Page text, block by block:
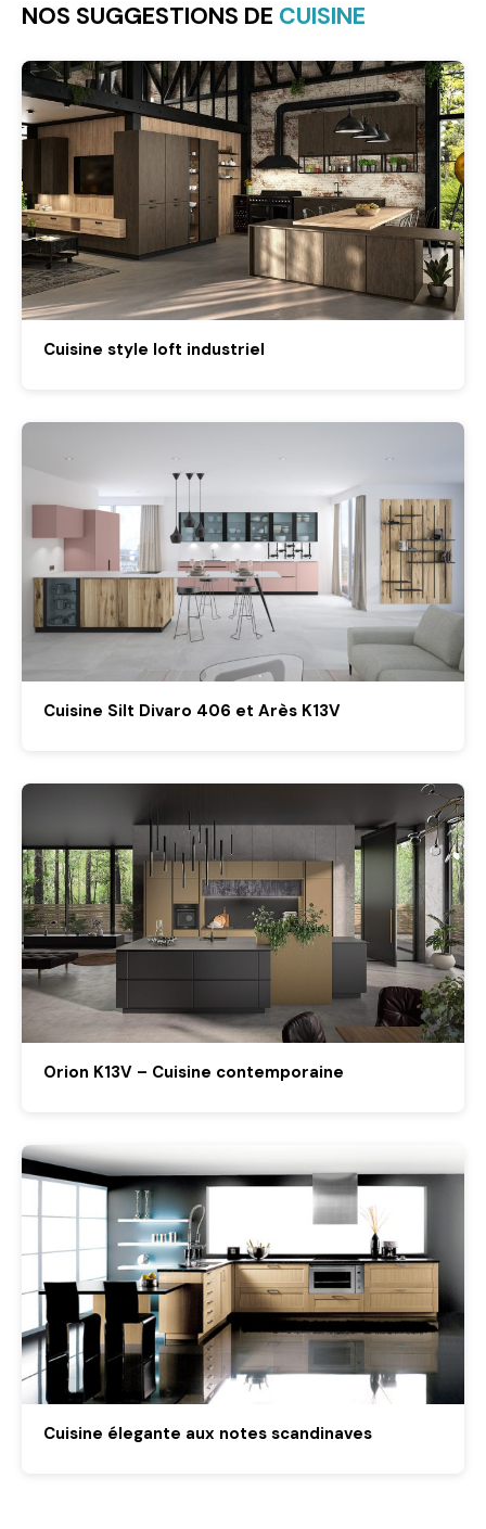
NOS SUGGESTIONS DE CUISINE
Cuisine style loft industriel
Cuisine Silt Divaro 406 et Arès K13V
Orion K13V – Cuisine contemporaine
Cuisine élegante aux notes scandinaves